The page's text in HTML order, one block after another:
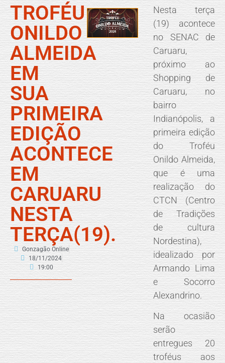
TROFÉU
ONILDO
ALMEIDA
EM
SUA
PRIMEIRA
EDIÇÃO
ACONTECE
EM
CARUARU
NESTA
TERÇA(19).
Gonzagão Online
18/11/2024
19:00
Nesta terça
(19) acontece
no SENAC de
Caruaru,
próximo ao
Shopping de
Caruaru, no
bairro
Indianópolis, a
primeira edição
do Troféu
Onildo Almeida,
que é uma
realização do
CTCN (Centro
de Tradições
de cultura
Nordestina),
idealizado por
Armando Lima
e Socorro
Alexandrino.
Na ocasião
serão
entregues 20
troféus aos